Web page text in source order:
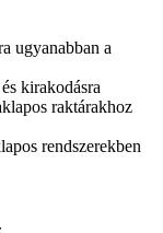
ugyanabban a
kirakodásra
raktárakhoz
rendszerekben